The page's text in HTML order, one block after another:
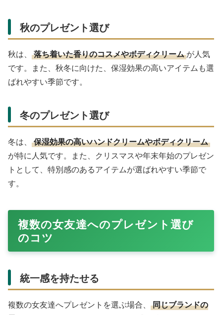
秋のプレゼント選び
秋は、 落ち着いた香りのコスメやボディクリーム が人気
です。また、秋冬に向けた、保湿効果の高いアイテムも選
ばれやすい季節です。
冬のプレゼント選び
冬は、
保湿効果の高いハンドクリームやボディクリーム
が特に人気です。また、クリスマスや年末年始のプレゼン
トとして、特別感のあるアイテムが選ばれやすい季節で
す。
複数の女友達へのプレゼント選び
のコツ
統一感を持たせる
複数の女友達へプレゼントを選ぶ場合、
同じブランドの